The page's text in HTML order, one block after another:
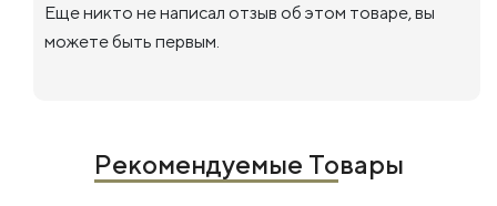
Еще никто не написал отзыв об этом товаре, вы
можете быть первым.
Рекомендуемые Товары